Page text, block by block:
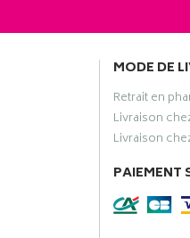
MODE DE
Retrait en
Livraison
Livraison
PAIEMENT